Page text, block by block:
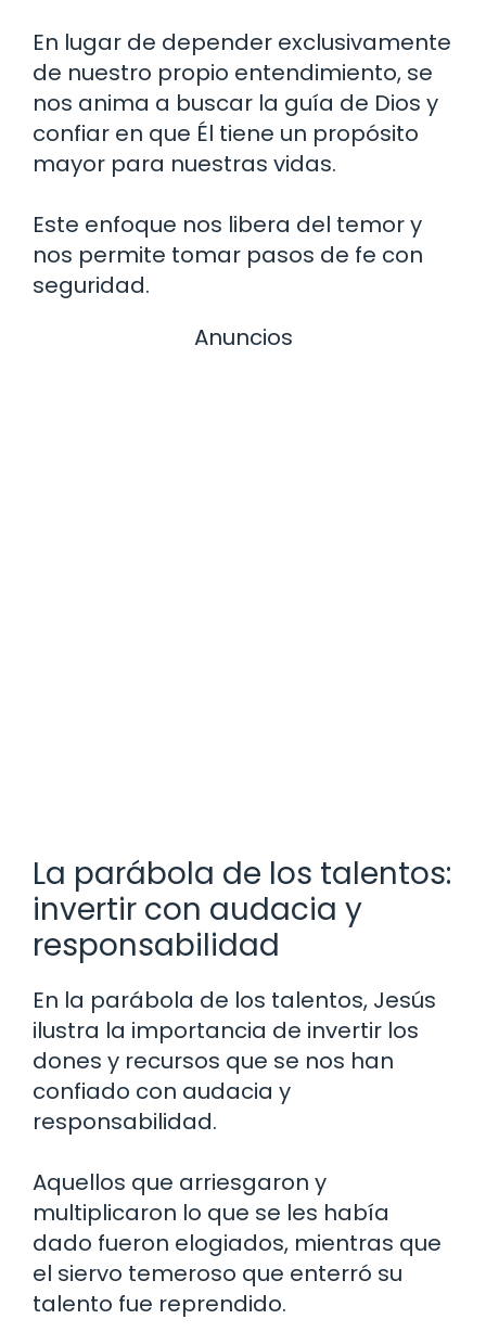
En lugar de depender exclusivamente
de nuestro propio entendimiento, se
nos anima a buscar la guía de Dios y
confiar en que Él tiene un propósito
mayor para nuestras vidas.
Este enfoque nos libera del temor y
nos permite tomar pasos de fe con
seguridad.
Anuncios
La parábola de los talentos:
invertir con audacia y
responsabilidad
En la parábola de los talentos, Jesús
ilustra la importancia de invertir los
dones y recursos que se nos han
confiado con audacia y
responsabilidad.
Aquellos que arriesgaron y
multiplicaron lo que se les había
dado fueron elogiados, mientras que
el siervo temeroso que enterró su
talento fue reprendido.